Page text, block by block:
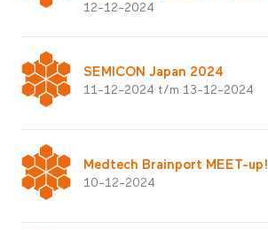
12-12-2024
SEMICON Japan 2024
11-12-2024 t/m 13-12-2024
Medtech Brainport MEET-up!
10-12-2024